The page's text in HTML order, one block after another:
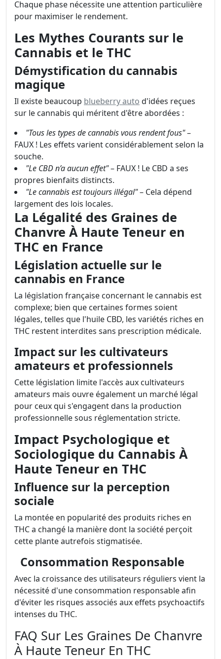
Chaque phase nécessite une attention particulière
pour maximiser le rendement.
Les Mythes Courants sur le
Cannabis et le THC
Démystification du cannabis
magique
Il existe beaucoup blueberry auto d'idées reçues
sur le cannabis qui méritent d'être abordées :
"Tous les types de cannabis vous rendent fous"–
FAUX ! Les effets varient considérablement selon la
souche.
"Le CBD n’a aucun effet"– FAUX ! Le CBD a ses
propres bienfaits distincts.
"Le cannabis est toujours illégal"– Cela dépend
largement des lois locales.
La Légalité des Graines de
Chanvre À Haute Teneur en
THC en France
Législation actuelle sur le
cannabis en France
La législation française concernant le cannabis est
complexe; bien que certaines formes soient
légales, telles que l'huile CBD, les variétés riches en
THC restent interdites sans prescription médicale.
Impact sur les cultivateurs
amateurs et professionnels
Cette législation limite l'accès aux cultivateurs
amateurs mais ouvre également un marché légal
pour ceux qui s'engagent dans la production
professionnelle sous réglementation stricte.
Impact Psychologique et
Sociologique du Cannabis À
Haute Teneur en THC
Influence sur la perception
sociale
La montée en popularité des produits riches en
THC a changé la manière dont la société perçoit
cette plante autrefois stigmatisée.
Consommation Responsable
Avec la croissance des utilisateurs réguliers vient la
nécessité d'une consommation responsable afin
d'éviter les risques associés aux effets psychoactifs
intenses du THС.
FAQ Sur Les Graines De Chanvre
À Haute Teneur En THC